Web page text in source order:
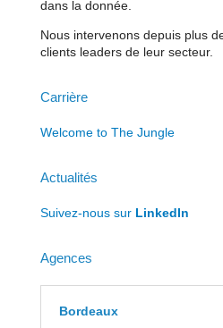
dans la donnée.
Nous intervenons depuis plus
clients leaders de leur secteur.
Carrière
Welcome to The Jungle
Actualités
Suivez-nous sur LinkedIn
Agences
Bordeaux